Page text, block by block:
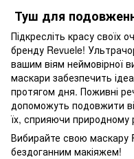
Туш для
Підкресліть красу своїх
бренду Revuele!
вашим віям неймовірної
маскари забезпечить
протягом дня. Поживні
допоможуть подовжити
їх, сприяючи природному
Вибирайте свою маскару
бездоганним макіяжем!